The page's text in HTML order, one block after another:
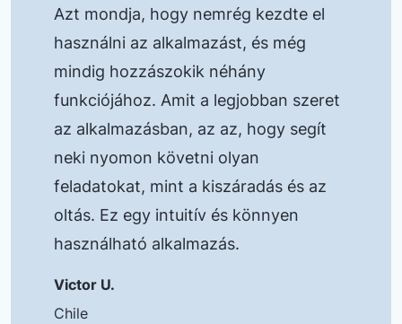
Azt mondja, hogy nemrég kezdte el
használni az alkalmazást, és még
mindig hozzászokik néhány
funkciójához. Amit a legjobban szeret
az alkalmazásban, az az, hogy segít
neki nyomon követni olyan
feladatokat, mint a kiszáradás és az
oltás. Ez egy intuitív és könnyen
használható alkalmazás.
Victor U.
Chile